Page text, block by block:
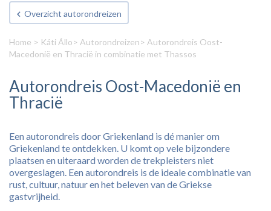
Overzicht autorondreizen
Home > Káti Állo> Autorondreizen> Autorondreis Oost-
Macedonië en Thracië in combinatie met Thassos
Autorondreis Oost-Macedonië en
Thracië
Een autorondreis door Griekenland is dé manier om
Griekenland te ontdekken. U komt op vele bijzondere
plaatsen en uiteraard worden de trekpleisters niet
overgeslagen. Een autorondreis is de ideale combinatie van
rust, cultuur, natuur en het beleven van de Griekse
gastvrijheid.